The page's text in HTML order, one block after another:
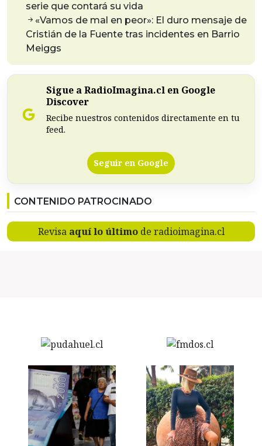
serie que contará su vida
«Vamos de mal en peor»: El duro mensaje de
Cristián de la Fuente tras incidentes en Barrio
Meiggs
Sigue a RadioImagina.cl en Google
Discover
Recibe nuestros contenidos directamente en tu
feed.
Seguir en Google
CONTENIDO PATROCINADO
Revisa aquí lo últimode radioimagina.cl